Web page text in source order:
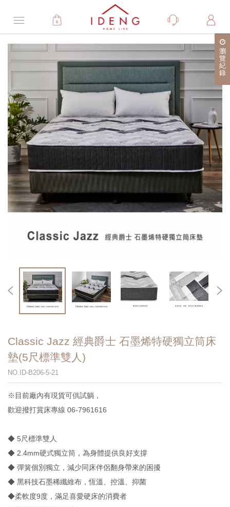
0
瀏
覽
紀
錄
Product
產
品
詳
細
介
紹
Classic Jazz 經典爵士 石墨烯特硬獨立筒床
墊(5尺標準雙人)
NO.ID-B206-5-21
※目前廠內有現貨可供試躺，
歡迎撥打賞床專線 06-7961616
◆ 5尺標準雙人
◆ 2.4mm硬式獨立筒，為身體提供良好支撐
◆ 彈簧個別獨立，減少同床伴侶翻身帶來的困擾
◆ 黑科技石墨稀纖維布，恆溫、控溫、抑菌
◆柔軟度9度，滿足喜愛硬床的消費者